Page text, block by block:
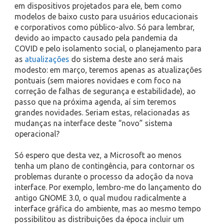
em dispositivos projetados para ele, bem como
modelos de baixo custo para usuários educacionais
e corporativos como público-alvo. Só para lembrar,
devido ao impacto causado pela pandemia da
COVID e pelo isolamento social, o planejamento para
as atualizações do sistema deste ano será mais
modesto: em março, teremos apenas as atualizações
pontuais (sem maiores novidaes e com foco na
correção de falhas de segurança e estabilidade), ao
passo que na próxima agenda, aí sim teremos
grandes novidades. Seriam estas, relacionadas as
mudanças na interface deste “novo” sistema
operacional?
Só espero que desta vez, a Microsoft ao menos
tenha um plano de contingência, para contornar os
problemas durante o processo da adoção da nova
interface. Por exemplo, lembro-me do lançamento do
antigo GNOME 3.0, o qual mudou radicalmente a
interface gráfica do ambiente, mas ao mesmo tempo
possibilitou as distribuições da época incluir um